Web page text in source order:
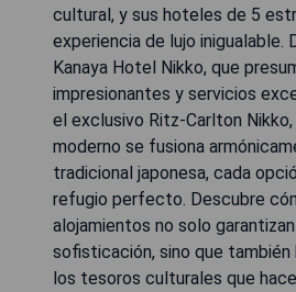
cultural, y sus hoteles de 5
experiencia de lujo inigualable.
Kanaya Hotel Nikko, que
impresionantes y servicios
el exclusivo Ritz-Carlton
moderno se fusiona
tradicional japonesa, cada
refugio perfecto. Descubre
alojamientos no solo
sofisticación, sino que también
los tesoros culturales que